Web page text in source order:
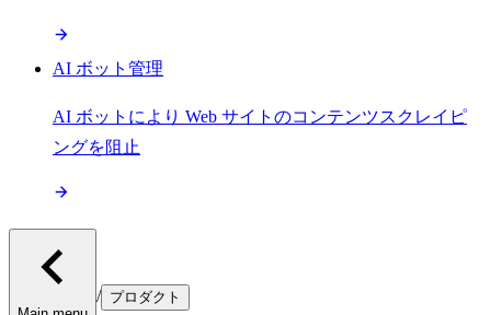
AI ボット管理
AI ボットにより Web サイトのコンテンツスクレイピ
ングを阻止
/ プロダクト